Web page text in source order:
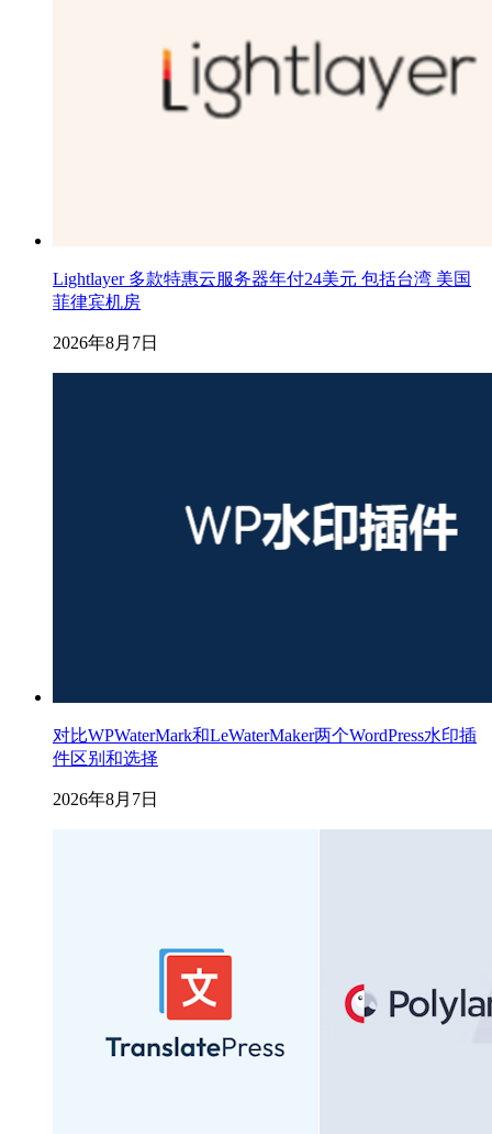
Lightlayer 多款特惠云服务器年付24美元 包括台湾 美国
菲律宾机房
2026年8月7日
对比WPWaterMark和LeWaterMaker两个WordPress水印插
件区别和选择
2026年8月7日